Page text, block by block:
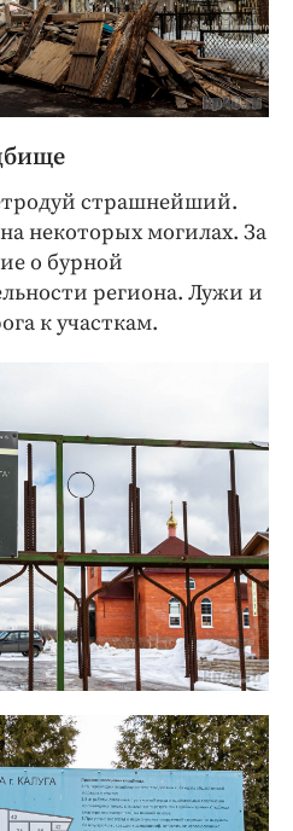
страшнейший.
некоторых могилах. За
о бурной
региона. Лужи и
к участкам.